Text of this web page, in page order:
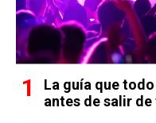
La guía que
antes de salir